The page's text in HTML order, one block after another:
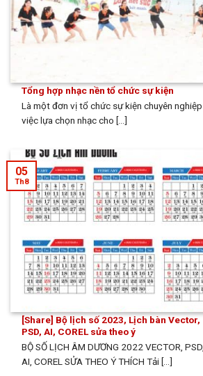
Tổng hợp nhạc nền tổ chức sự kiện
Là một đơn vị tổ chức sự kiện chuyên nghiệp
việc lựa chọn nhạc cho [...]
[Share] Bộ lịch số 2023, Lịch bàn Vector,
PSD, AI, COREL sửa theo ý
BỘ SỐ LỊCH ÂM DƯƠNG 2022 VECTOR, PSD,
AI, COREL SỬA THEO Ý THÍCH Tải [...]
05
Th8